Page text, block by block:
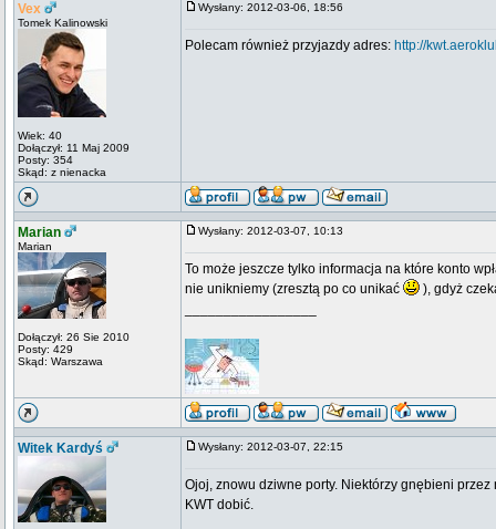
Vex
Tomek Kalinowski
Wiek: 40
Dołączył: 11 Maj 2009
Posty: 354
Skąd: z nienacka
Wysłany: 2012-03-06, 18:56
Polecam również przyjazdy adres: http://
Marian
Marian
Dołączył: 26 Sie 2010
Posty: 429
Skąd: Warszawa
Wysłany: 2012-03-07, 10:13
To może jeszcze tylko informacja na które konto
nie unikniemy (zresztą po co unikać
), gdyż
Witek Kardyś Wysłany: 2012-03-07, 22:15
Ojoj, znowu dziwne porty. Niektórzy gnębieni
KWT dobić.